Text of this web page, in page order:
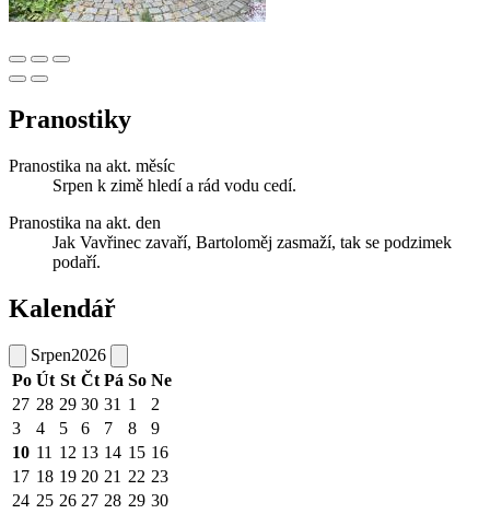
Pranostiky
Pranostika na akt. měsíc
Srpen k zimě hledí a rád vodu cedí.
Pranostika na akt. den
Jak Vavřinec zavaří, Bartoloměj zasmaží, tak se podzimek
podaří.
Kalendář
Srpen2026
Po Út St Čt Pá So Ne
27 28 29 30 31 1
2
3
4 5 6 7 8
9
10 11 12 13 14 15 16
17 18 19 20 21 22 23
24 25 26 27 28 29 30